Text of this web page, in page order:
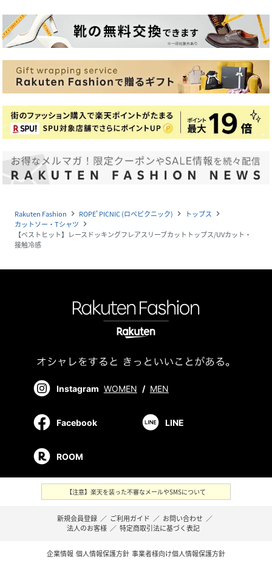
Rakuten Fashion navigate_next ROPE' PICNIC (ロペピクニック) navigate_next トップス navigate_next
カットソー・Tシャツ navigate_next
【ベストヒット】レースドッキングフレアスリーブカットトップス/UVカット・
接触冷感
Instagram WOMEN / MEN
Facebook LINE
ROOM
【注意】楽天を装った不審なメールやSMSについて
新規会員登録 ／ ご利用ガイド ／ お問い合わせ ／
法人のお客様 ／ 特定商取引法に基づく表記
企業情報 個人情報保護方針 事業者様向け個人情報保護方針